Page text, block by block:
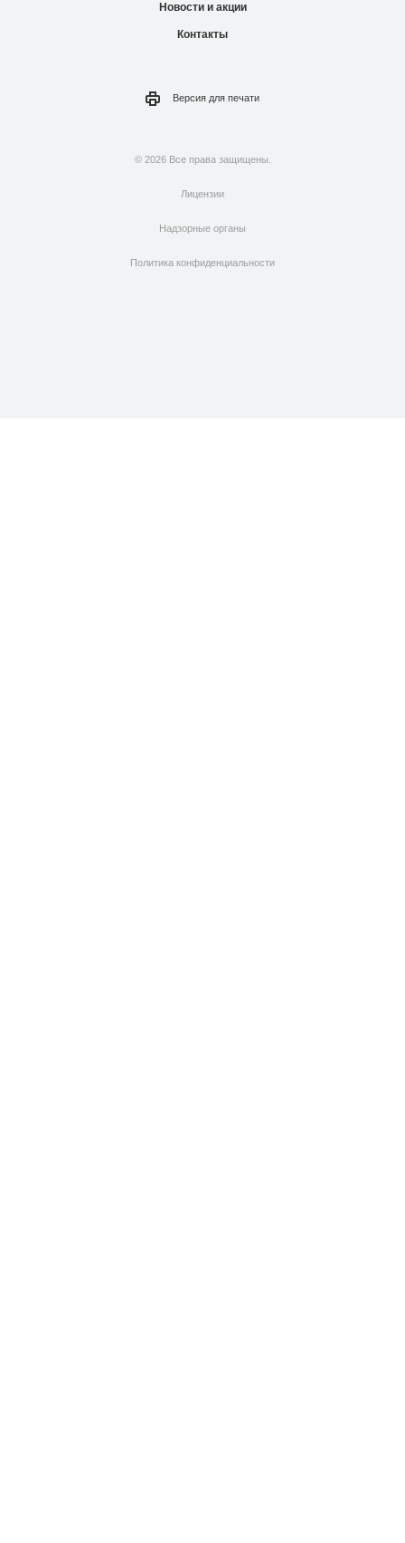
Новости и акции
Контакты
Версия для печати
© 2026 Все права защищены.
Лицензии
Надзорные органы
Политика конфиденциальности